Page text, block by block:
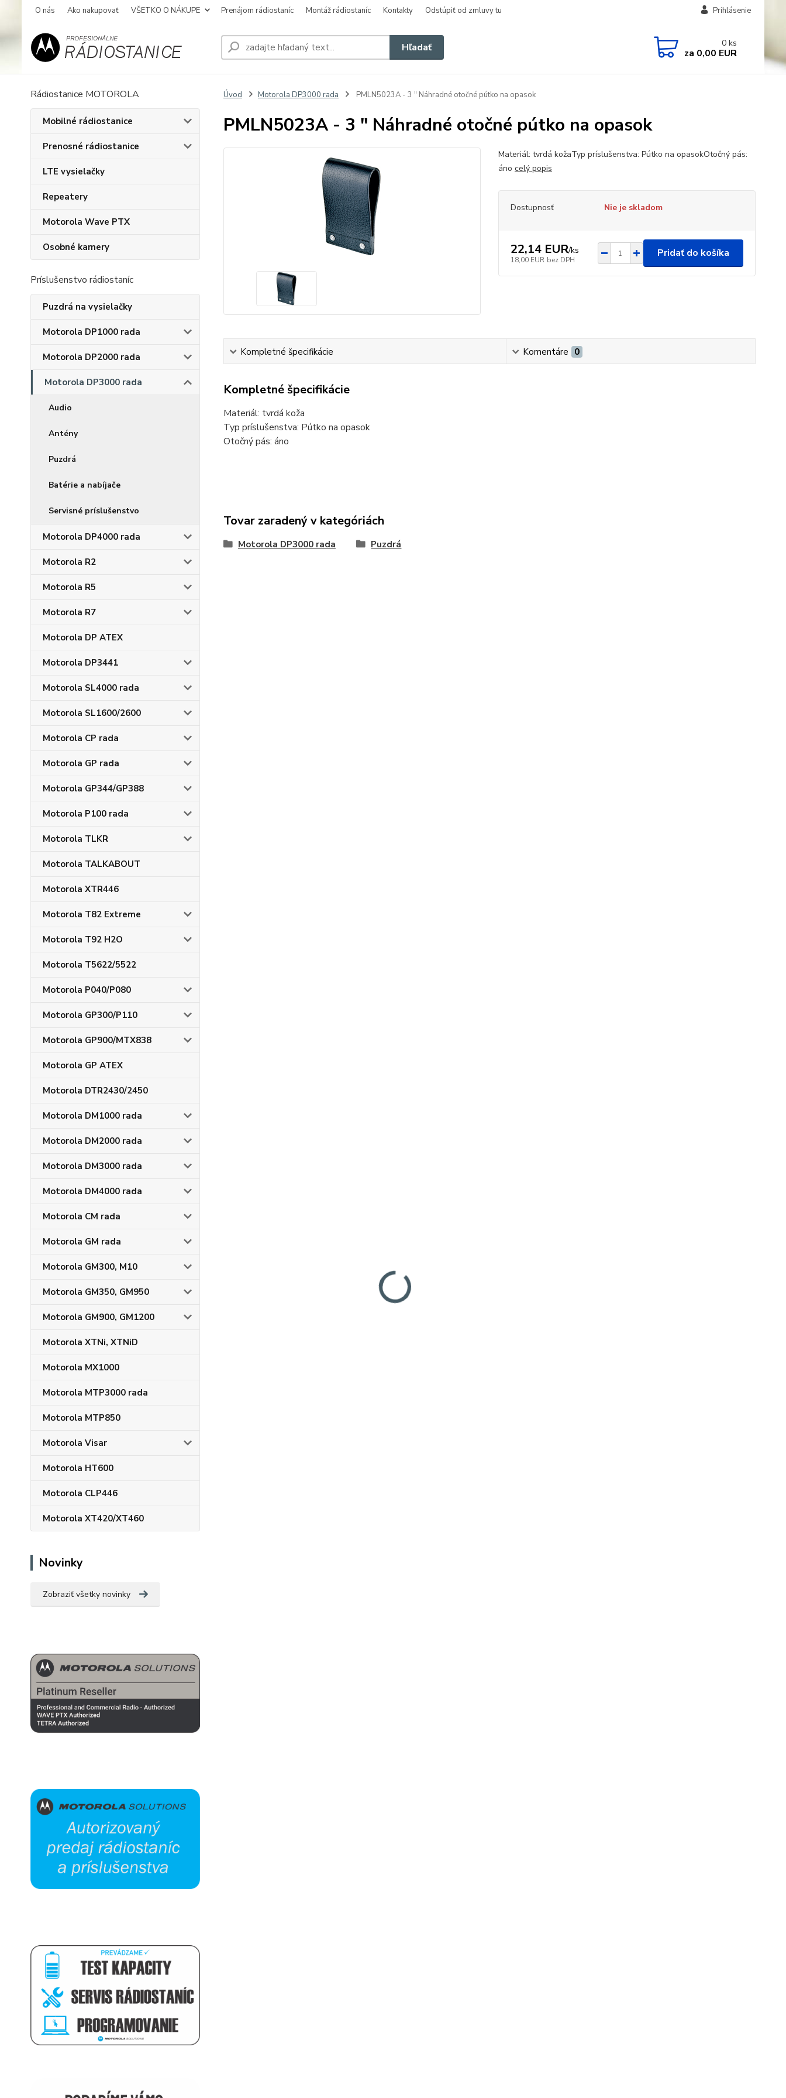
O nás Ako nakupovať VŠETKO O NÁKUPE Prenájom rádiostaníc Montáž rádiostaníc Kontakty Odstúpiť od zmluvy tu Prihlásenie
Hľadať 0 ks
za 0,00 EUR
Rádiostanice MOTOROLA
Mobilné rádiostanice
Prenosné rádiostanice
LTE vysielačky
Repeatery
Motorola Wave PTX
Osobné kamery
Príslušenstvo rádiostaníc
Puzdrá na vysielačky
Motorola DP1000 rada
Motorola DP2000 rada
Motorola DP3000 rada
Audio
Antény
Puzdrá
Batérie a nabíjače
Servisné príslušenstvo
Motorola DP4000 rada
Motorola R2
Motorola R5
Motorola R7
Motorola DP ATEX
Motorola DP3441
Motorola SL4000 rada
Motorola SL1600/2600
Motorola CP rada
Motorola GP rada
Motorola GP344/GP388
Motorola P100 rada
Motorola TLKR
Motorola TALKABOUT
Motorola XTR446
Motorola T82 Extreme
Motorola T92 H2O
Motorola T5622/5522
Motorola P040/P080
Motorola GP300/P110
Motorola GP900/MTX838
Motorola GP ATEX
Motorola DTR2430/2450
Motorola DM1000 rada
Motorola DM2000 rada
Motorola DM3000 rada
Motorola DM4000 rada
Motorola CM rada
Motorola GM rada
Motorola GM300, M10
Motorola GM350, GM950
Motorola GM900, GM1200
Motorola XTNi, XTNiD
Motorola MX1000
Motorola MTP3000 rada
Motorola MTP850
Motorola Visar
Motorola HT600
Motorola CLP446
Motorola XT420/XT460
Novinky
Zobraziť všetky novinky
Úvod Motorola DP3000 rada PMLN5023A - 3 " Náhradné otočné pútko na opasok
PMLN5023A - 3 " Náhradné otočné pútko na opasok
Materiál: tvrdá kožaTyp príslušenstva: Pútko na opasokOtočný pás:
áno celý popis
Dostupnosť Nie je skladom
22,14 EUR/ks
18,00 EUR bez DPH
Pridať do košíka
Kompletné špecifikácie Komentáre 0
Kompletné špecifikácie
Materiál: tvrdá koža
Typ príslušenstva: Pútko na opasok
Otočný pás: áno
Tovar zaradený v kategóriách
Motorola DP3000 rada Puzdrá